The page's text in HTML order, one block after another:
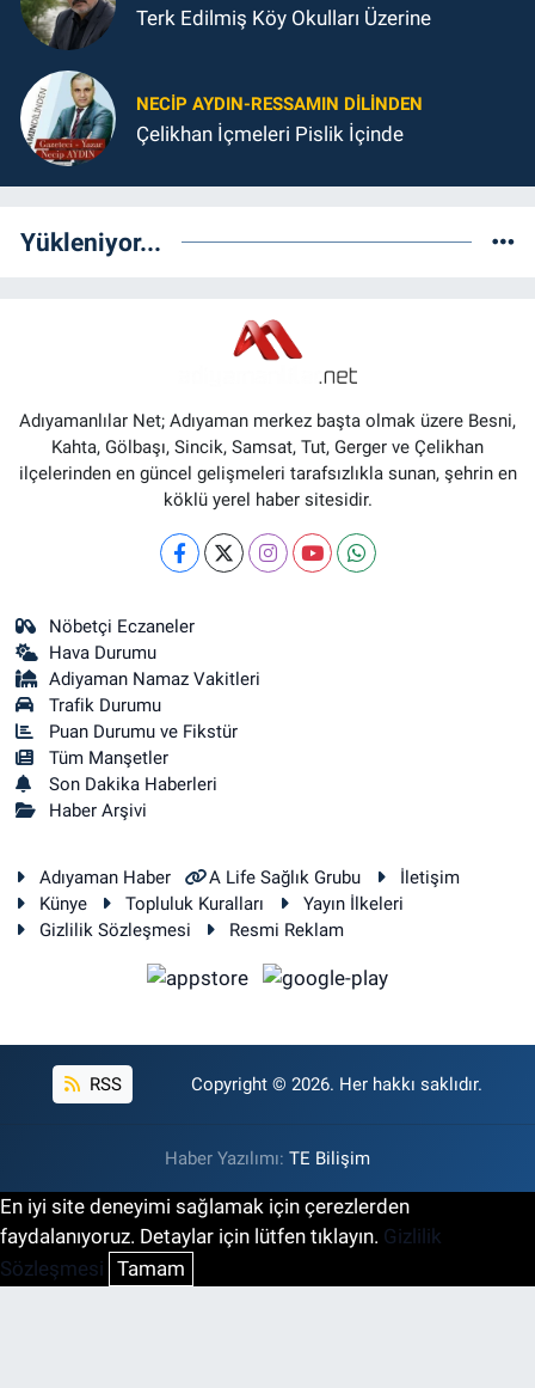
Terk Edilmiş Köy Okulları Üzerine
NECIP AYDIN-RESSAMIN DILINDEN
Çelikhan İçmeleri Pislik İçinde
Yükleniyor...
Adıyamanlılar Net; Adıyaman merkez başta olmak üzere Besni,
Kahta, Gölbaşı, Sincik, Samsat, Tut, Gerger ve Çelikhan
ilçelerinden en güncel gelişmeleri tarafsızlıkla sunan, şehrin en
köklü yerel haber sitesidir.
Nöbetçi Eczaneler
Hava Durumu
Adiyaman Namaz Vakitleri
Trafik Durumu
Puan Durumu ve Fikstür
Tüm Manşetler
Son Dakika Haberleri
Haber Arşivi
Adıyaman Haber A Life Sağlık Grubu
İletişim
Künye
Topluluk Kuralları
Yayın İlkeleri
Gizlilik Sözleşmesi
Resmi Reklam
RSS Copyright © 2026. Her hakkı saklıdır.
Haber Yazılımı: TE Bilişim
En iyi site deneyimi sağlamak için çerezlerden
faydalanıyoruz. Detaylar için lütfen tıklayın. Gizlilik
Sözleşmesi Tamam